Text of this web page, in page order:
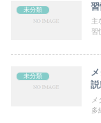
未分類
主
習
未分類
説!
多